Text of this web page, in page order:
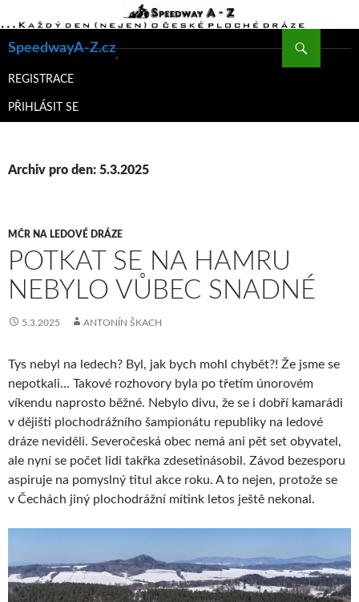
SpeedwayA-Z.cz
K
WEBU
REGISTRACE
PŘIHLÁSIT SE
Archiv pro den: 5.3.2025
MČR NA LEDOVÉ DRÁZE
POTKAT SE NA HAMRU
NEBYLO VŮBEC SNADNÉ
5.3.2025 ANTONÍN ŠKACH
Tys nebyl na ledech? Byl, jak bych mohl chybět?! Že jsme se
nepotkali… Takové rozhovory byla po třetím únorovém
víkendu naprosto běžné. Nebylo divu, že se i dobří kamarádi
v dějišti plochodrážního šampionátu republiky na ledové
dráze neviděli. Severočeská obec nemá ani pět set obyvatel,
ale nyní se počet lidi takřka zdesetinásobil. Závod bezesporu
aspiruje na pomyslný titul akce roku. A to nejen, protože se
v Čechách jiný plochodrážní mítink letos ještě nekonal.